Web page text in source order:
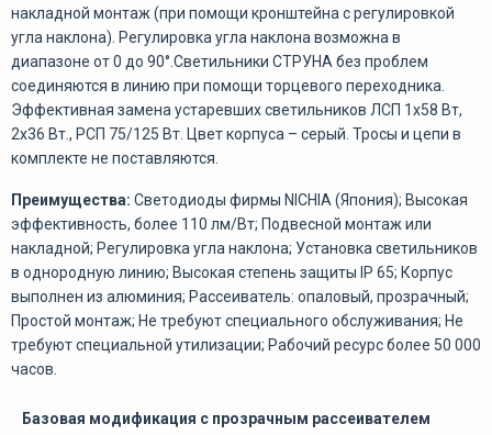
накладной монтаж (при помощи кронштейна с регулировкой
угла наклона). Регулировка угла наклона возможна в
диапазоне от 0 до 90°.Светильники СТРУНА без проблем
соединяются в линию при помощи торцевого переходника.
Эффективная замена устаревших светильников ЛСП 1х58 Вт,
2х36 Вт., РСП 75/125 Вт. Цвет корпуса – серый. Тросы и цепи в
комплекте не поставляются.
Преимущества: Светодиоды фирмы NICHIA (Япония); Высокая
эффективность, более 110 лм/Вт; Подвесной монтаж или
накладной; Регулировка угла наклона; Установка светильников
в однородную линию; Высокая степень защиты IP 65; Корпус
выполнен из алюминия; Рассеиватель: опаловый, прозрачный;
Простой монтаж; Не требуют специального обслуживания; Не
требуют специальной утилизации; Рабочий ресурс более 50 000
часов.
Базовая модификация с прозрачным рассеивателем